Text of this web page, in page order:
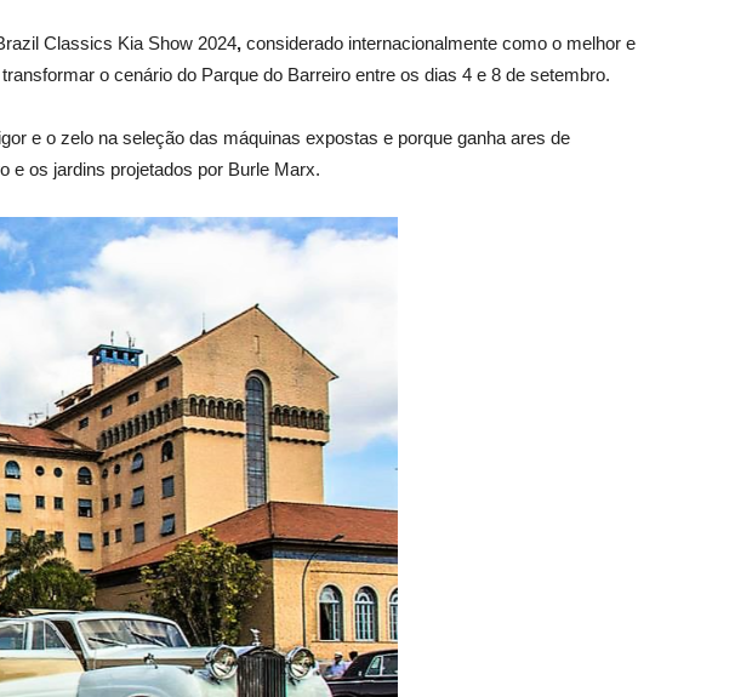
Classics Kia Show 2024, considerado internacionalmente como o melhor e
o cenário do Parque do Barreiro entre os dias 4 e 8 de setembro.
e o zelo na seleção das máquinas expostas e porque ganha ares de
e os jardins projetados por Burle Marx.